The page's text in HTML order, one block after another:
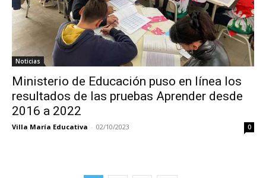
Noticias
Ministerio de Educación puso en línea los
resultados de las pruebas Aprender desde
2016 a 2022
Villa María Educativa - 02/10/2023 0